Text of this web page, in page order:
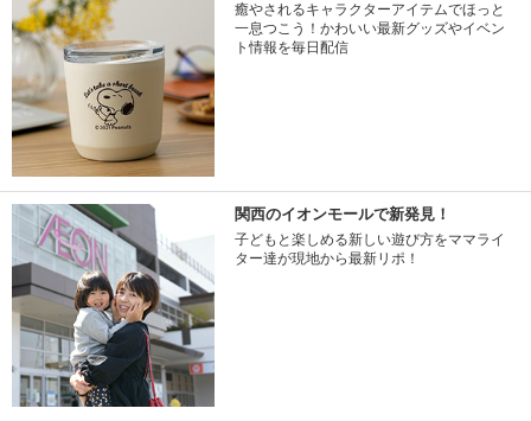
癒やされるキャラクターアイテムでほっと
一息つこう！かわいい最新グッズやイベン
ト情報を毎日配信
関西のイオンモールで新発見！
子どもと楽しめる新しい遊び方をママライ
ター達が現地から最新リポ！